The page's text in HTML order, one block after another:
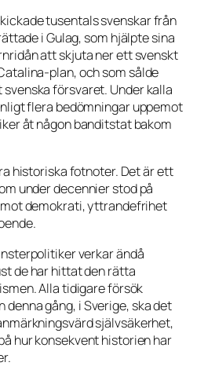
tusentals svenskar från
i Gulag, som hjälpte sina
att skjuta ner ett svenskt
plan, och som sålde
försvaret. Under kalla
flera bedömningar uppemot
åt någon banditstat bakom
historiska fotnoter. Det är ett
under decennier stod på
demokrati, yttrandefrihet
verkar ändå
dehar hittat den rätta
Alla tidigare försök
denna gång, i Sverige, ska det
självsäkerhet,
hur konsekvent historien har